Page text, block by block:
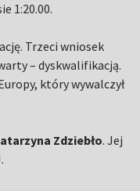
1:20.00.
Trzeci wniosek
– dyskwalifikacją.
który wywalczył
Zdziebło. Jej
.